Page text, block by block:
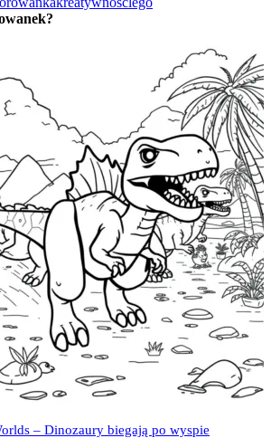
– Dinozaury biegają po wyspie